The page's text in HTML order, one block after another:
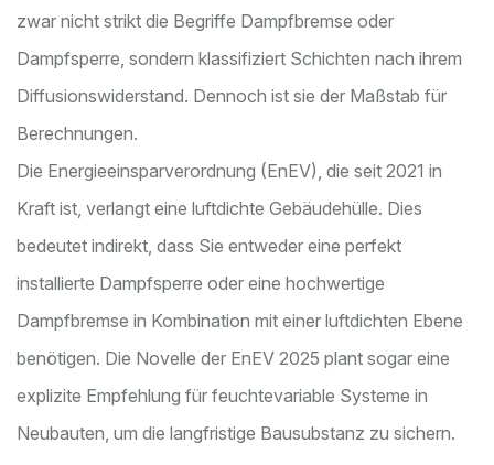
zwar nicht strikt die Begriffe Dampfbremse oder
Dampfsperre, sondern klassifiziert Schichten nach ihrem
Diffusionswiderstand. Dennoch ist sie der Maßstab für
Berechnungen.
Die Energieeinsparverordnung (EnEV), die seit 2021 in
Kraft ist, verlangt eine luftdichte Gebäudehülle. Dies
bedeutet indirekt, dass Sie entweder eine perfekt
installierte Dampfsperre oder eine hochwertige
Dampfbremse in Kombination mit einer luftdichten Ebene
benötigen. Die Novelle der EnEV 2025 plant sogar eine
explizite Empfehlung für feuchtevariable Systeme in
Neubauten, um die langfristige Bausubstanz zu sichern.